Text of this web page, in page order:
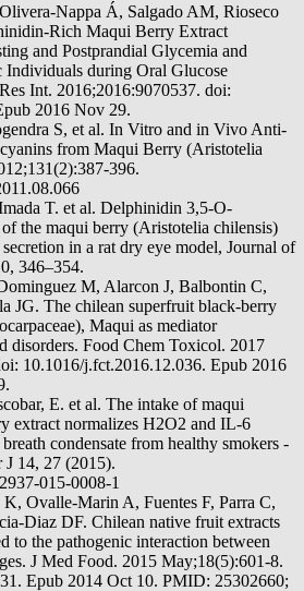
Nappa Á, Salgado AM, Rioseco
Rich Maqui Berry Extract
and Postprandial Glycemia and
Individuals during Oral Glucose
Int. 2016;2016:9070537. doi:
2016 Nov 29.
S, et al. In Vitro and in Vivo Anti-
from Maqui Berry (Aristotelia
396.
T. et al. Delphinidin 3,5-O-
the maqui berry (Aristotelia chilensis)
in a rat dry eye model, Journal of
346–354.
M, Alarcon J, Balbontin C,
JG. The chilean superfruit black-berry
Maqui as mediator
disorders. Food Chem Toxicol. 2017
10.1016/j.fct.2016.12.036. Epub 2016
E. et al. The intake of maqui
extract normalizes H2O2 and IL-6
condensate from healthy smokers -
J 14, 27 (2015).
015-0008-1
K, Ovalle-Marin A, Fuentes F, Parra C,
Diaz DF. Chilean native fruit extracts
to the pathogenic interaction between
J Med Food. 2015 May;18(5):601-8.
Epub 2014 Oct 10. PMID: 25302660;